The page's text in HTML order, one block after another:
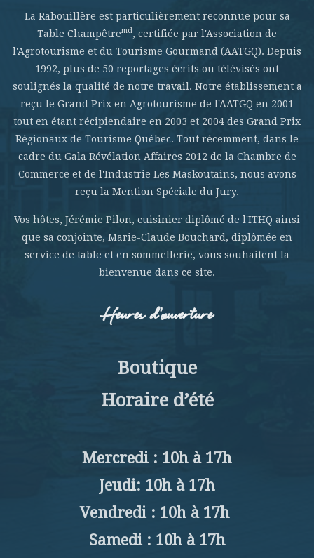
La Rabouillère est particulièrement reconnue pour sa
Table Champêtremd, certifiée par l'Association de
l'Agrotourisme et du Tourisme Gourmand (AATGQ). Depuis
1992, plus de 50 reportages écrits ou télévisés ont
soulignés la qualité de notre travail. Notre établissement a
reçu le Grand Prix en Agrotourisme de l'AATGQ en 2001
tout en étant récipiendaire en 2003 et 2004 des Grand Prix
Régionaux de Tourisme Québec. Tout récemment, dans le
cadre du Gala Révélation Affaires 2012 de la Chambre de
Commerce et de l'Industrie Les Maskoutains, nous avons
reçu la Mention Spéciale du Jury.
Vos hôtes, Jérémie Pilon, cuisinier diplômé de l'ITHQ ainsi
que sa conjointe, Marie-Claude Bouchard, diplômée en
service de table et en sommellerie, vous souhaitent la
bienvenue dans ce site.
Heures d’ouverture
Boutique
Horaire d’été
Mercredi : 10h à 17h
Jeudi: 10h à 17h
Vendredi : 10h à 17h
Samedi : 10h à 17h